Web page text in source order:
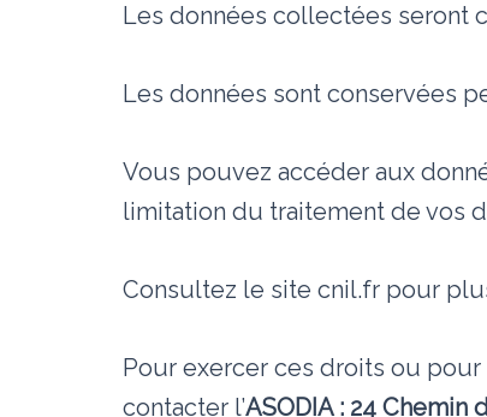
Les données collectées seront
Les données sont conservées
Vous pouvez accéder aux
limitation du traitement de vos
Consultez le site cnil.fr pour
Pour exercer ces droits ou
contacter l’ASODIA : 24 Chemin